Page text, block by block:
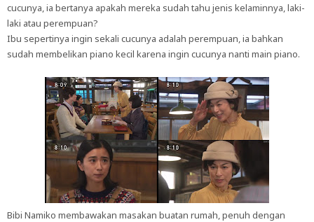
cucunya, ia bertanya apakah mereka sudah tahu jenis kelaminnya, laki-
laki atau perempuan?
Ibu sepertinya ingin sekali cucunya adalah perempuan, ia bahkan
sudah membelikan piano kecil karena ingin cucunya nanti main piano.
Bibi Namiko membawakan masakan buatan rumah, penuh dengan